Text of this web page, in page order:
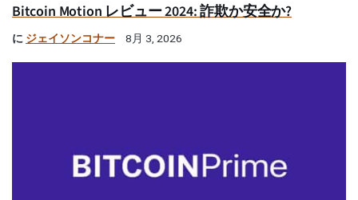
Bitcoin Motion レビュー 2024: 詐欺か安全か?
に ジェイソンコナー 8月 3, 2026